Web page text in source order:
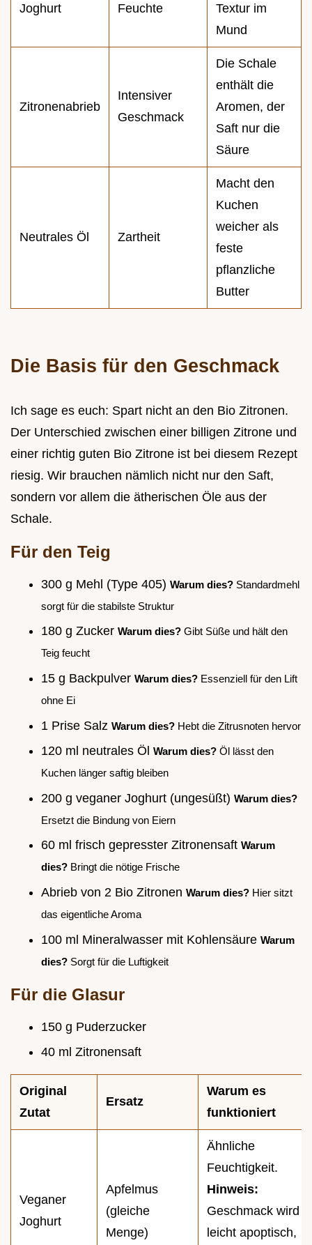
Joghurt
Feuchte
Textur im
Mund
Zitronenabrieb
Intensiver
Geschmack
Die Schale
enthält die
Aromen, der
Saft nur die
Säure
Neutrales Öl Zartheit
Macht den
Kuchen
weicher als
feste
pflanzliche
Butter
Die Basis für den Geschmack
Ich sage es euch: Spart nicht an den Bio Zitronen.
Der Unterschied zwischen einer billigen Zitrone und
einer richtig guten Bio Zitrone ist bei diesem Rezept
riesig. Wir brauchen nämlich nicht nur den Saft,
sondern vor allem die ätherischen Öle aus der
Schale.
Für den Teig
300 g Mehl (Type 405) Warum dies? Standardmehl
sorgt für die stabilste Struktur
180 g Zucker Warum dies? Gibt Süße und hält den
Teig feucht
15 g Backpulver Warum dies? Essenziell für den Lift
ohne Ei
1 Prise Salz Warum dies? Hebt die Zitrusnoten hervor
120 ml neutrales Öl Warum dies? Öl lässt den
Kuchen länger saftig bleiben
200 g veganer Joghurt (ungesüßt) Warum dies?
Ersetzt die Bindung von Eiern
60 ml frisch gepresster Zitronensaft Warum
dies? Bringt die nötige Frische
Abrieb von 2 Bio Zitronen Warum dies? Hier sitzt
das eigentliche Aroma
100 ml Mineralwasser mit Kohlensäure Warum
dies? Sorgt für die Luftigkeit
Für die Glasur
150 g Puderzucker
40 ml Zitronensaft
Original
Zutat
Ersatz
Warum es
funktioniert
Veganer
Joghurt
Apfelmus
(gleiche
Menge)
Ähnliche
Feuchtigkeit.
Hinweis:
Geschmack wird
leicht apoptisch,